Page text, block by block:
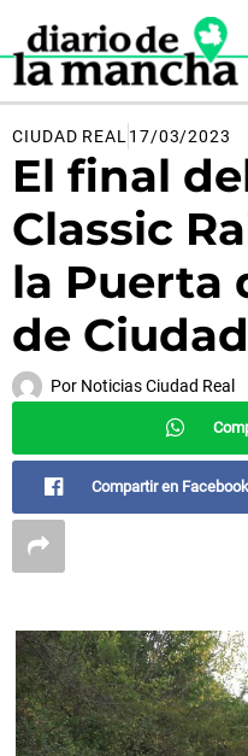
contenido
CIUDAD REAL 17/03/2023
El final
Classic
la Puerta
de
Por Noticias Ciudad Real
Compartir en Facebook